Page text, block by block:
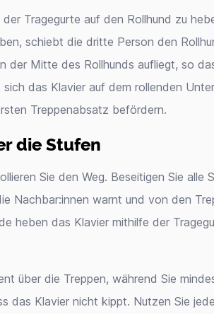
Tragegurte auf den Rollhund zu
schiebt die dritte Person den
der Mitte des Rollhunds aufliegt, so
das Klavier auf dem rollenden
Treppenabsatz befördern.
die Stufen
Sie den Weg. Beseitigen Sie alle
Nachbar:innen warnt und von den
heben das Klavier mithilfe der
über die Treppen, während Sie
das Klavier nicht kippt. Nutzen Sie